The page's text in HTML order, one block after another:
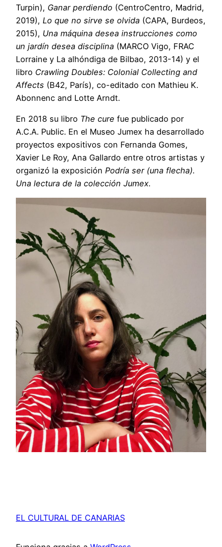
Turpin), Ganar perdiendo (CentroCentro, Madrid,
2019), Lo que no sirve se olvida (CAPA, Burdeos,
2015), Una máquina desea instrucciones como
un jardín desea disciplina (MARCO Vigo, FRAC
Lorraine y La alhóndiga de Bilbao, 2013-14) y el
libro Crawling Doubles: Colonial Collecting and
Affects (B42, París), co-editado con Mathieu K.
Abonnenc and Lotte Arndt.
En 2018 su libro The cure fue publicado por
A.C.A. Public. En el Museo Jumex ha desarrollado
proyectos expositivos con Fernanda Gomes,
Xavier Le Roy, Ana Gallardo entre otros artistas y
organizó la exposición Podría ser (una flecha).
Una lectura de la colección Jumex.
EL CULTURAL DE CANARIAS